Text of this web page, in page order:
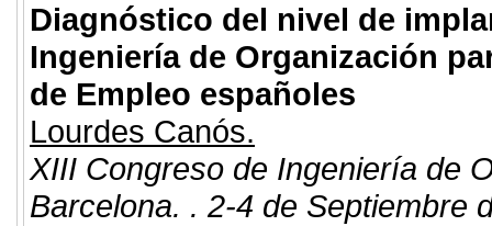
Diagnóstico del nivel de
Ingeniería de Organización
de Empleo españoles
Lourdes Canós.
XIII Congreso de Ingeniería de
Barcelona. . 2-4 de Septiembre